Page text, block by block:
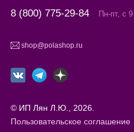
8 (800) 775-29-84 Пн-пт, с
shop@polashop.ru
© ИП Лян Л.Ю., 2026.
Пользовательское соглашение